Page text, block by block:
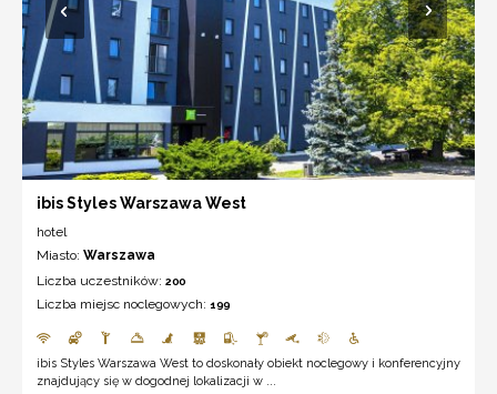
ibis Styles Warszawa West
hotel
Miasto: Warszawa
Liczba uczestników: 200
Liczba miejsc noclegowych: 199
ibis Styles Warszawa West to doskonały obiekt noclegowy i konferencyjny
znajdujący się w dogodnej lokalizacji w ...